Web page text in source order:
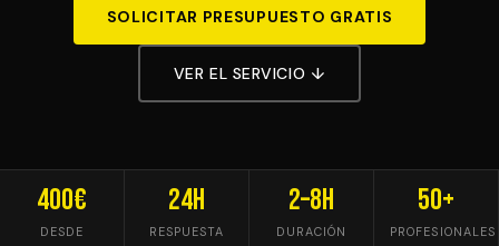
SOLICITAR PRESUPUESTO GRATIS
VER EL SERVICIO ↓
400€
DESDE
24h
RESPUESTA
2–8h
DURACIÓN
50+
PROFESIONALES